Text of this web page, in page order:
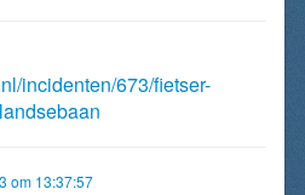
incidenten/673/fietser-
om 13:37:57